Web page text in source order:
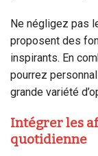
Ne négligez pas
proposent des
inspirants. En
pourrez
grande variété
Intégrer les
quotidienne